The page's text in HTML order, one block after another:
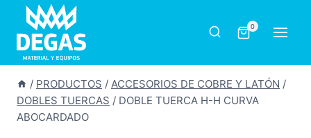
Saltar
contenido
0
/ PRODUCTOS / ACCESORIOS DE COBRE Y LATÓN /
DOBLES TUERCAS / DOBLE TUERCA H-H CURVA
ABOCARDADO